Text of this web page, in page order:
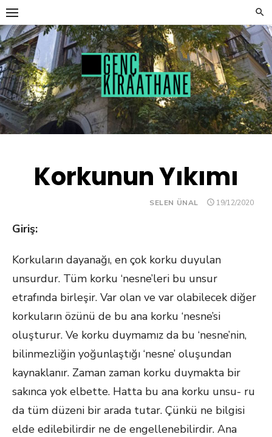
Skip
to
content
Korkunun Yıkımı
SELEN ÜNAL
POSTED
19/12/2020
Giriş:
Korkuların dayanağı, en çok korku duyulan
unsurdur. Tüm korku ‘nesne’leri bu unsur
etrafında birleşir. Var olan ve var olabilecek diğer
korkuların özünü de bu ana korku ‘nesne’si
oluşturur. Ve korku duymamız da bu ‘nesne’nin,
bilinmezliğin yoğunlaştığı ‘nesne’ oluşundan
kaynaklanır. Zaman zaman korku duymakta bir
sakınca yok elbette. Hatta bu ana korku unsu- ru
da tüm düzeni bir arada tutar. Çünkü ne bilgisi
elde edilebilirdir ne de engellenebilirdir. Ana